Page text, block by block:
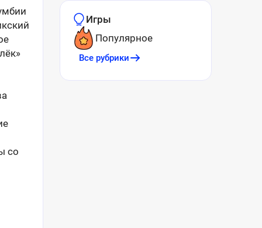
со
Игры
Популярное
Все рубрики